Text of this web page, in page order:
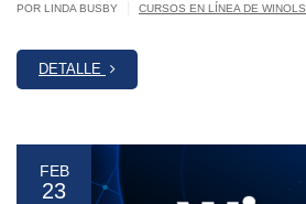
POR LINDA BUSBY CURSOS EN LÍNEA DE WINOLS
DETALLE
FEB
23